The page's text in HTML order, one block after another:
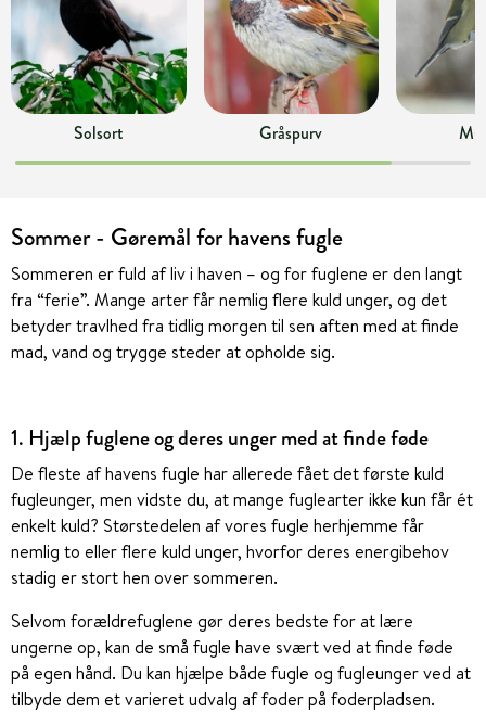
Solsort Gråspurv
Sommer - Gøremål for havens fugle
Sommeren er fuld af liv i haven – og for fuglene er den langt
fra “ferie”. Mange arter får nemlig flere kuld unger, og det
betyder travlhed fra tidlig morgen til sen aften med at finde
mad, vand og trygge steder at opholde sig.
1. Hjælp fuglene og deres unger med at finde føde
De fleste af havens fugle har allerede fået det første kuld
fugleunger, men vidste du, at mange fuglearter ikke kun får ét
enkelt kuld? Størstedelen af vores fugle herhjemme får
nemlig to eller flere kuld unger, hvorfor deres energibehov
stadig er stort hen over sommeren.
Selvom forældrefuglene gør deres bedste for at lære
ungerne op, kan de små fugle have svært ved at finde føde
på egen hånd. Du kan hjælpe både fugle og fugleunger ved at
tilbyde dem et varieret udvalg af foder på foderpladsen.